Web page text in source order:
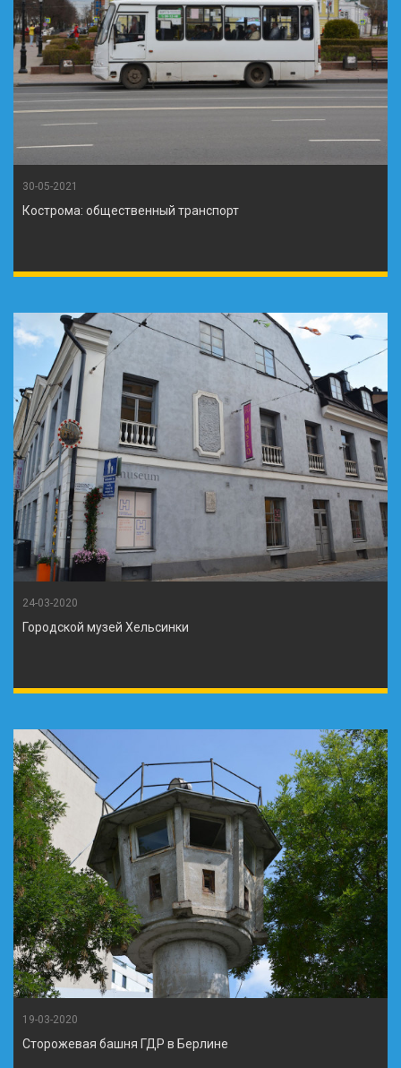
30-05-2021
Кострома: общественный транспорт
24-03-2020
Городской музей Хельсинки
19-03-2020
Сторожевая башня ГДР в Берлине